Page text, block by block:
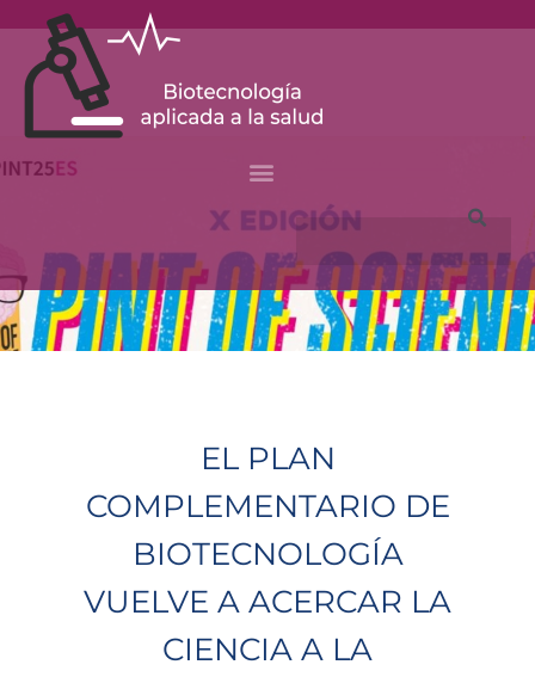
content
Search
EL PLAN
COMPLEMENTARIO DE
BIOTECNOLOGÍA
VUELVE A ACERCAR LA
CIENCIA A LA